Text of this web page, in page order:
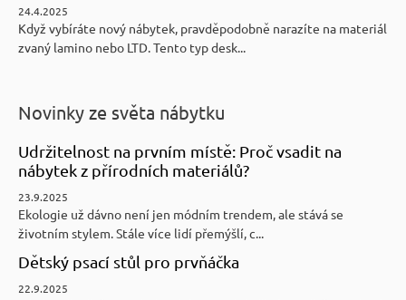
24.4.2025
Když vybíráte nový nábytek, pravděpodobně narazíte na materiál
zvaný lamino nebo LTD. Tento typ desk...
Novinky ze světa nábytku
Udržitelnost na prvním místě: Proč vsadit na
nábytek z přírodních materiálů?
23.9.2025
Ekologie už dávno není jen módním trendem, ale stává se
životním stylem. Stále více lidí přemýšlí, c...
Dětský psací stůl pro prvňáčka
22.9.2025